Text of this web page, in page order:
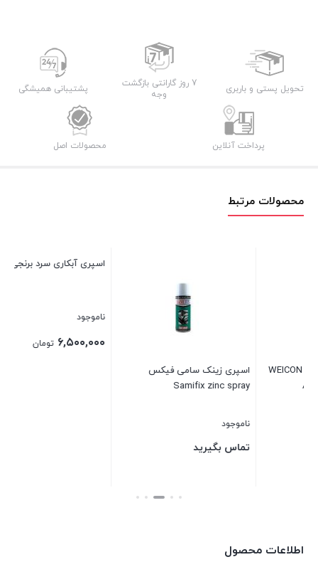
تحویل پستی و باربری
7 روز گارانتی بازگشت
وجه
پشتیبانی همیشگی
پرداخت آنلاین محصولات اصل
محصولات مرتبط
اسپری زینک سامی فیکس
Samifix zinc spray
تماس بگیرید
اسپری آبکاری سرد برنجی ویکن
تومان
اطلاعات محصول